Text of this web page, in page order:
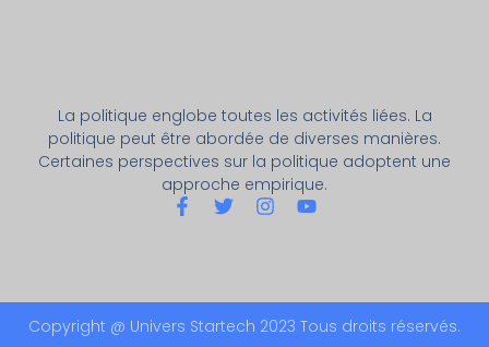
La politique englobe toutes les activités liées. La
politique peut être abordée de diverses manières.
Certaines perspectives sur la politique adoptent une
approche empirique.
Copyright @ Univers Startech 2023 Tous droits réservés.